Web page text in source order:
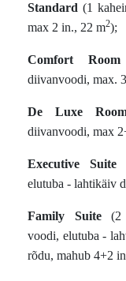
Standard (1
max 2 in., 22 m2);
Comfort
diivanvoodi, max.
De Luxe
diivanvoodi, max
Executive Suite
elutuba - lahtikäiv
Family Suite (2
voodi, elutuba -
rõdu, mahub 4+2